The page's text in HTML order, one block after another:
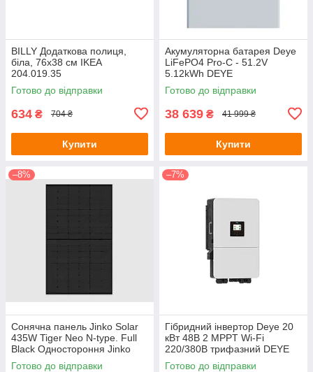
BILLY Додаткова полиця,
біла, 76х38 см IKEA
204.019.35
Готово до відправки
634 ₴ 704 ₴
Купити
Акумуляторна батарея Deye
LiFePO4 Pro-C - 51.2V
5.12kWh DEYE
Готово до відправки
38 639 ₴ 41 999 ₴
Купити
–8%
Сонячна панель Jinko Solar
435W Tiger Neo N-type. Full
Black Одностороння Jinko
Solar
Готово до відправки
–7%
Гібридний інвертор Deye 20
кВт 48В 2 MPPT Wi-Fi
220/380В трифазний DEYE
Готово до відправки